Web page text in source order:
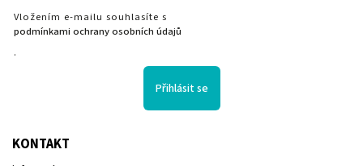
Vložením e-mailu souhlasíte s
podmínkami ochrany osobních údajů
.
Přihlásit se
KONTAKT